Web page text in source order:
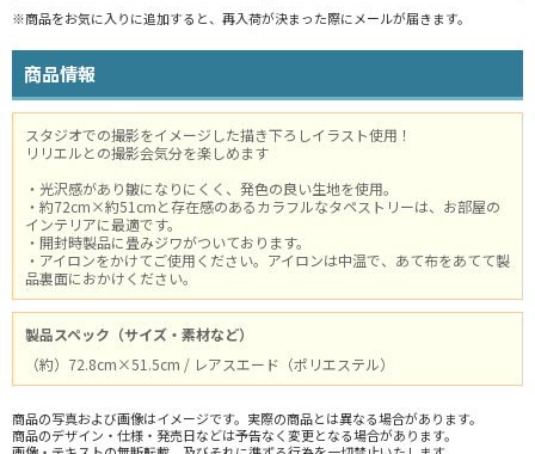
※商品をお気に入りに追加すると、再入荷が決まった際にメールが届きます。
商品情報
スタジオでの撮影をイメージした描き下ろしイラスト使用！
リリエルとの撮影会気分を楽しめます
・光沢感があり皺になりにくく、発色の良い生地を使用。
・約72cm×約51cmと存在感のあるカラフルなタペストリーは、お部屋の
インテリアに最適です。
・開封時製品に畳みジワがついております。
・アイロンをかけてご使用ください。アイロンは中温で、あて布をあてて製
品裏面におかけください。
製品スペック（サイズ・素材など）
（約）72.8cm×51.5cm / レアスエード（ポリエステル）
商品の写真および画像はイメージです。実際の商品とは異なる場合があります。
商品のデザイン・仕様・発売日などは予告なく変更となる場合があります。